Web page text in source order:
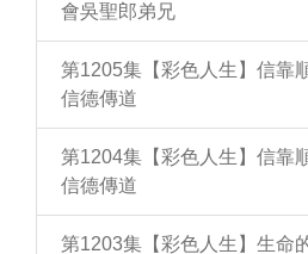
會吳聖郎弟兄
第1205集【彩色人生】信靠
信德傳道
第1204集【彩色人生】信靠
信德傳道
第1203集【彩色人生】生命